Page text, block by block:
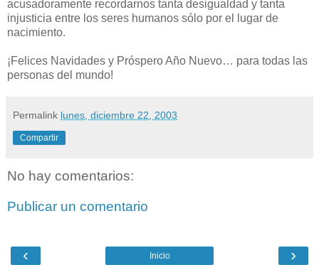
acusadoramente recordarnos tanta desigualdad y tanta
injusticia entre los seres humanos sólo por el lugar de
nacimiento.
¡Felices Navidades y Próspero Año Nuevo… para todas las
personas del mundo!
Permalink lunes, diciembre 22, 2003
Compartir
No hay comentarios:
Publicar un comentario
‹ ›
Inicio